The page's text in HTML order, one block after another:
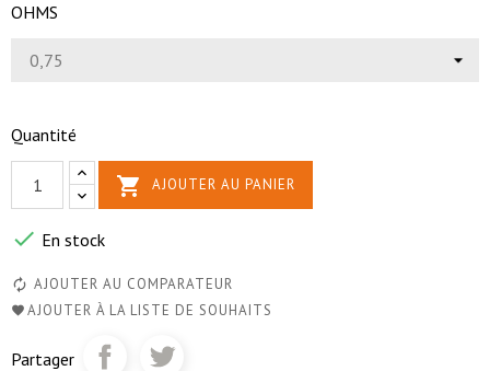
OHMS
Quantité
 AJOUTER AU PANIER
 En stock
AJOUTER AU COMPARATEUR
AJOUTER À LA LISTE DE SOUHAITS
Partager